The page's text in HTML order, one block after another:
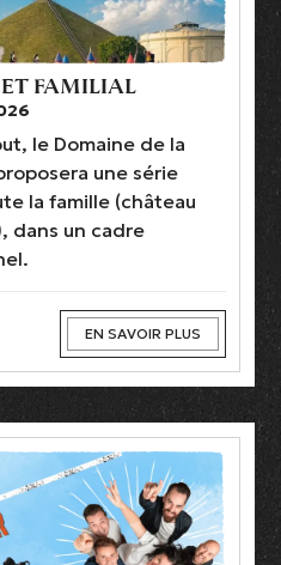
FAMILIAL
le Domaine de la
une série
la famille (château
dans un cadre
EN SAVOIR PLUS